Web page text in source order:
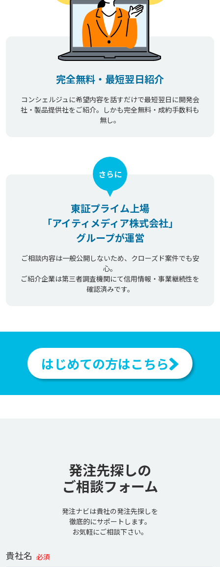
完全無料・最短翌日紹介
コンシェルジュに希望内容を話すだけで最短翌日に開発会
社・製品提供社をご紹介。しかも完全無料・成約手数料も
無し。
東証プライム上場
「アイティメディア株式会社」
グループが運営
さらに
ご相談内容は一般公開しないため、クローズド案件でも安
心。
ご紹介企業は第三者調査機関にて信用情報・事業継続性を
確認済みです。
はじめての方はこちら
発注先探しの
ご相談フォーム
発注ナビは貴社の発注先探しを
徹底的にサポートします。
お気軽にご相談下さい。
貴社名 必須